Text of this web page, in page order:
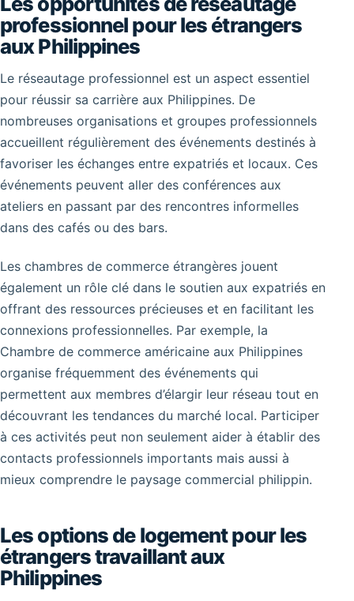
professionnel pour les étrangers
aux Philippines
Le réseautage professionnel est un aspect essentiel
pour réussir sa carrière aux Philippines. De
nombreuses organisations et groupes professionnels
accueillent régulièrement des événements destinés à
favoriser les échanges entre expatriés et locaux. Ces
événements peuvent aller des conférences aux
ateliers en passant par des rencontres informelles
dans des cafés ou des bars.
Les chambres de commerce étrangères jouent
également un rôle clé dans le soutien aux expatriés en
offrant des ressources précieuses et en facilitant les
connexions professionnelles. Par exemple, la
Chambre de commerce américaine aux Philippines
organise fréquemment des événements qui
permettent aux membres d’élargir leur réseau tout en
découvrant les tendances du marché local. Participer
à ces activités peut non seulement aider à établir des
contacts professionnels importants mais aussi à
mieux comprendre le paysage commercial philippin.
Les options de logement pour les
étrangers travaillant aux
Philippines